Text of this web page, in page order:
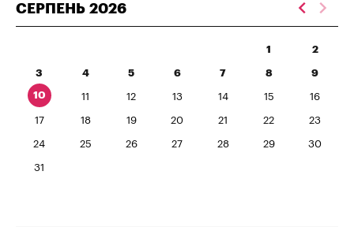
СЕРПЕНЬ 2026
1 2
3 4 5 6 7 8 9
10 11 12 13 14 15 16
17 18 19 20 21 22 23
24 25 26 27 28 29 30
31